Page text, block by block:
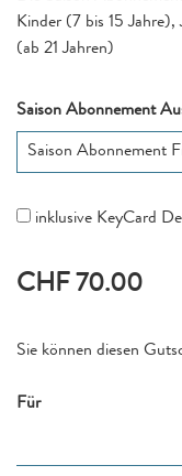
Kinder (7 bis 15 Jahre),
(ab 21 Jahren)
Saison Abonnement
inklusive KeyCard
CHF 70.00
Sie können diesen
Für